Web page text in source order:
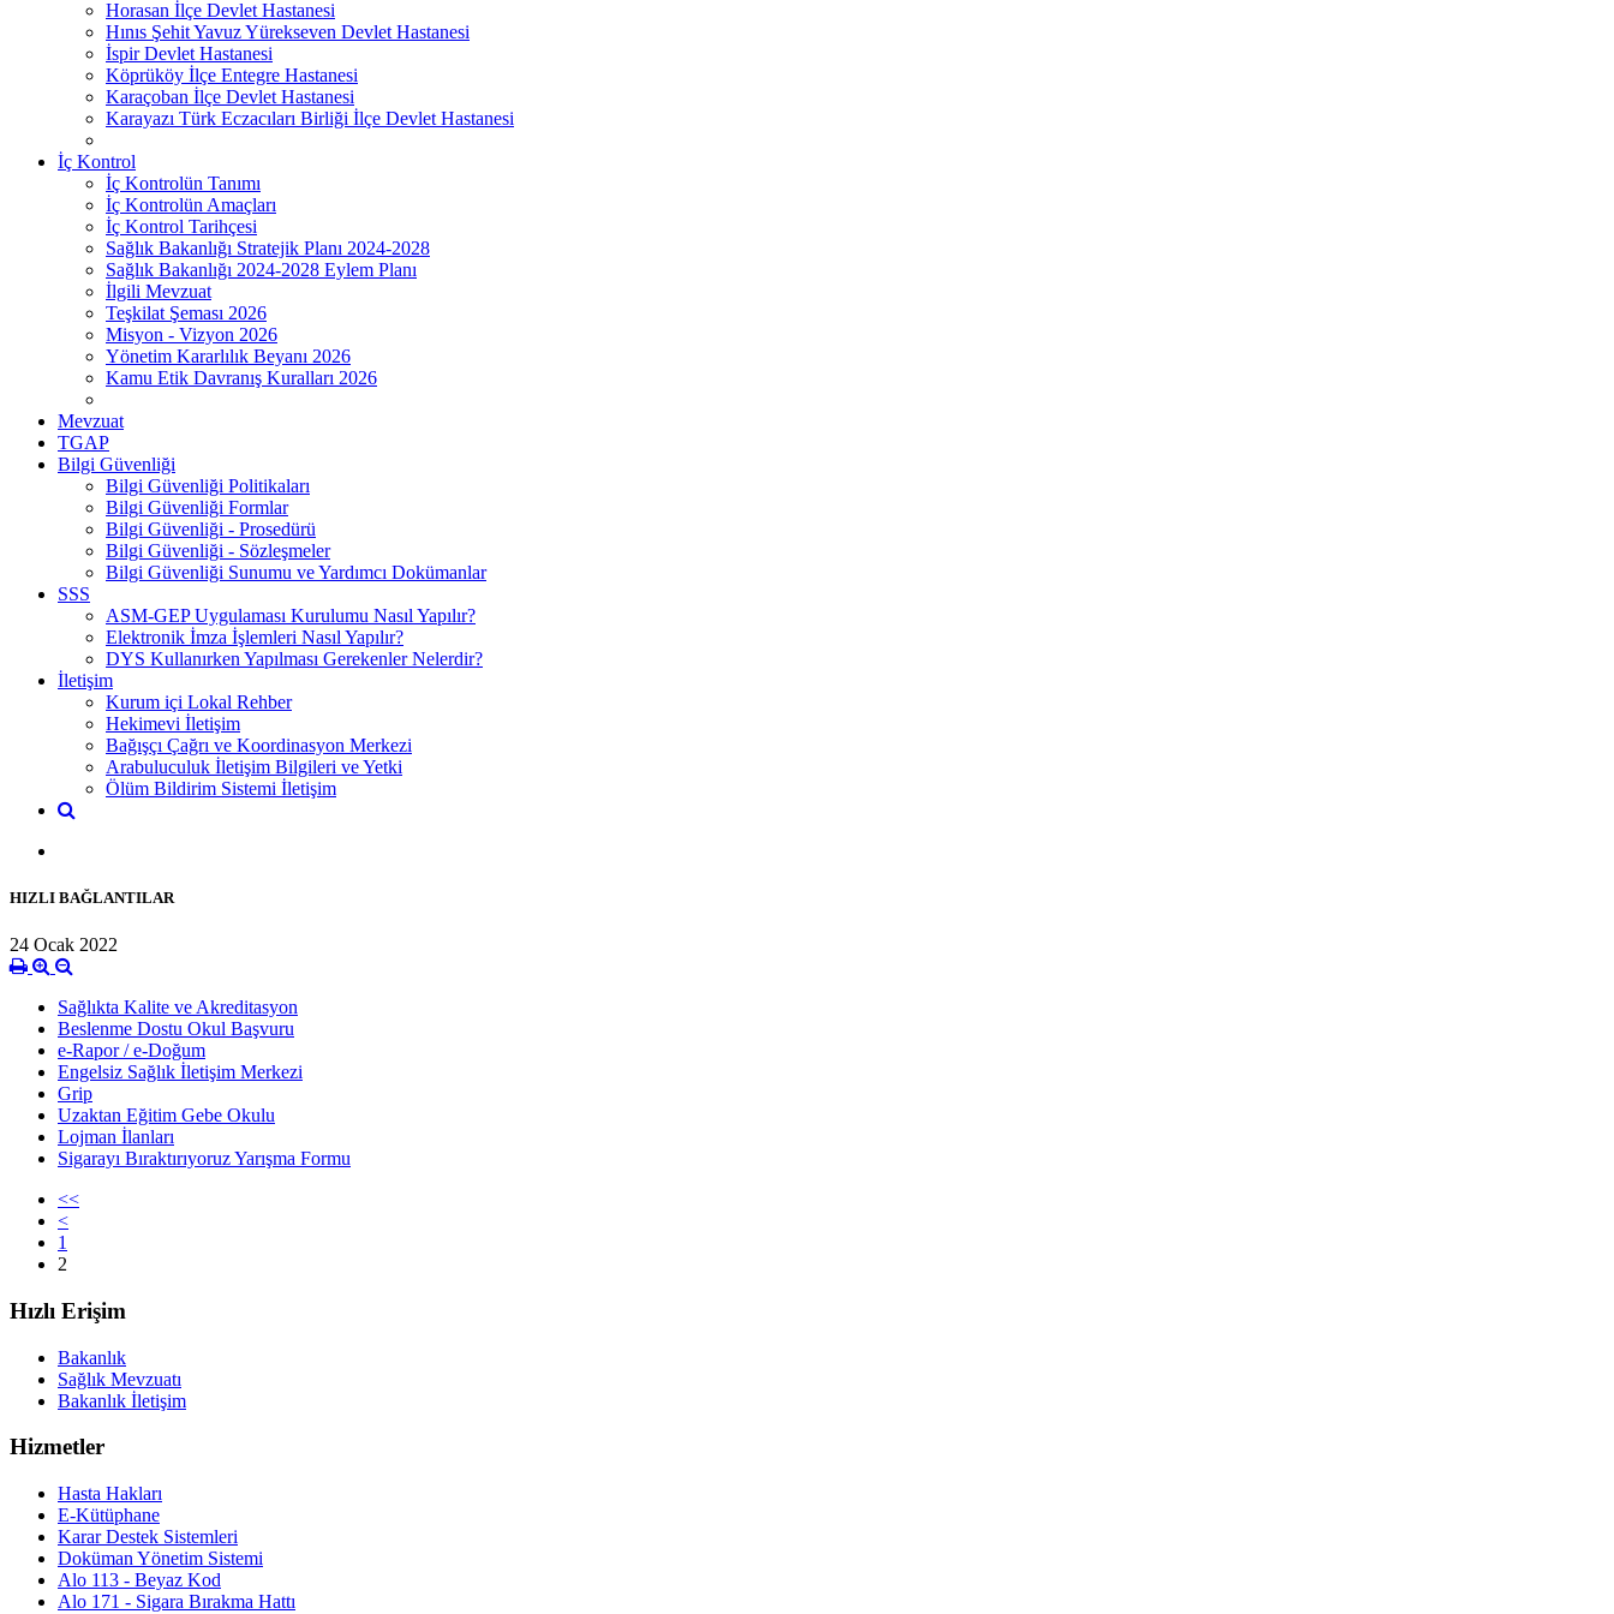
Horasan İlçe Devlet Hastanesi
Hınıs Şehit Yavuz Yürekseven Devlet Hastanesi
İspir Devlet Hastanesi
Köprüköy İlçe Entegre Hastanesi
Karaçoban İlçe Devlet Hastanesi
Karayazı Türk Eczacıları Birliği İlçe Devlet Hastanesi
İç Kontrol
İç Kontrolün Tanımı
İç Kontrolün Amaçları
İç Kontrol Tarihçesi
Sağlık Bakanlığı Stratejik Planı 2024-2028
Sağlık Bakanlığı 2024-2028 Eylem Planı
İlgili Mevzuat
Teşkilat Şeması 2026
Misyon - Vizyon 2026
Yönetim Kararlılık Beyanı 2026
Kamu Etik Davranış Kuralları 2026
Mevzuat
TGAP
Bilgi Güvenliği
Bilgi Güvenliği Politikaları
Bilgi Güvenliği Formlar
Bilgi Güvenliği - Prosedürü
Bilgi Güvenliği - Sözleşmeler
Bilgi Güvenliği Sunumu ve Yardımcı Dokümanlar
SSS
ASM-GEP Uygulaması Kurulumu Nasıl Yapılır?
Elektronik İmza İşlemleri Nasıl Yapılır?
DYS Kullanırken Yapılması Gerekenler Nelerdir?
İletişim
Kurum içi Lokal Rehber
Hekimevi İletişim
Bağışçı Çağrı ve Koordinasyon Merkezi
Arabuluculuk İletişim Bilgileri ve Yetki
Ölüm Bildirim Sistemi İletişim
HIZLI BAĞLANTILAR
24 Ocak 2022
Sağlıkta Kalite ve Akreditasyon
Beslenme Dostu Okul Başvuru
e-Rapor / e-Doğum
Engelsiz Sağlık İletişim Merkezi
Grip
Uzaktan Eğitim Gebe Okulu
Lojman İlanları
Sigarayı Bıraktırıyoruz Yarışma Formu
<<
<
1
2
Hızlı Erişim
Bakanlık
Sağlık Mevzuatı
Bakanlık İletişim
Hizmetler
Hasta Hakları
E-Kütüphane
Karar Destek Sistemleri
Doküman Yönetim Sistemi
Alo 113 - Beyaz Kod
Alo 171 - Sigara Bırakma Hattı